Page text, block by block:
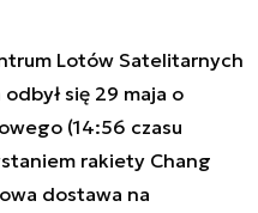
Lotów Satelitarnych
się 29 maja o
(14:56 czasu
rakiety Chang
dostawa na